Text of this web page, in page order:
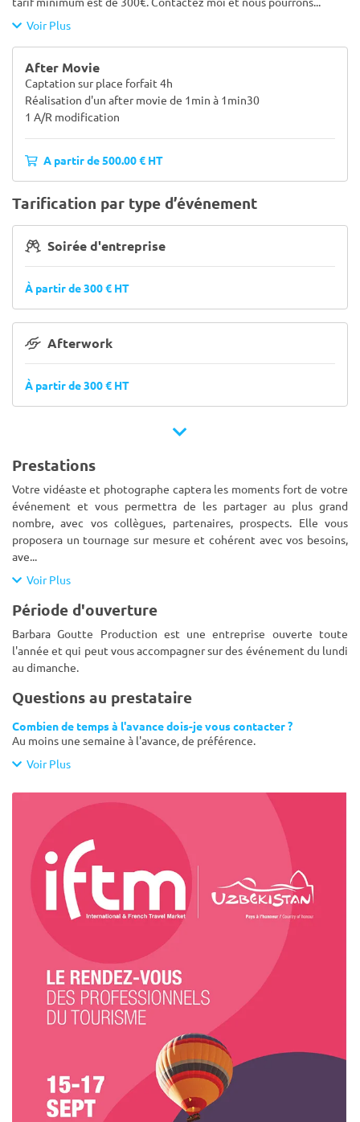
Voir Plus
After Movie
Captation sur place forfait 4h
Réalisation d'un after movie de 1min à 1min30
1 A/R modification
A partir de 500.00 € HT
Tarification par type d’événement
Soirée d'entreprise
À partir de 300 € HT
Afterwork
À partir de 300 € HT
Prestations
Votre vidéaste et photographe captera les moments fort de votre
événement et vous permettra de les partager au plus grand
nombre, avec vos collègues, partenaires, prospects. Elle vous
proposera un tournage sur mesure et cohérent avec vos besoins,
ave...
Voir Plus
Période d'ouverture
Barbara Goutte Production est une entreprise ouverte toute
l'année et qui peut vous accompagner sur des événement du lundi
au dimanche.
Questions au prestataire
Combien de temps à l'avance dois-je vous contacter ?
Au moins une semaine à l'avance, de préférence.
Voir Plus